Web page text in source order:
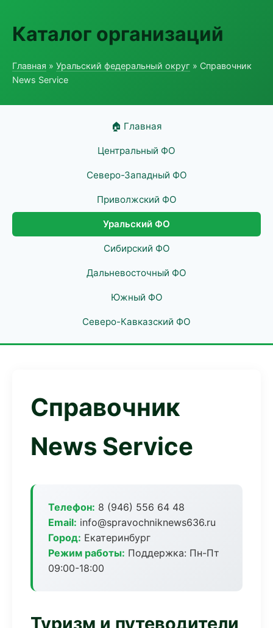
Каталог организаций
Главная » Уральский федеральный округ » Справочник
News Service
🏠 Главная
Центральный ФО
Северо-Западный ФО
Приволжский ФО
Уральский ФО
Сибирский ФО
Дальневосточный ФО
Южный ФО
Северо-Кавказский ФО
Справочник
News Service
Телефон: 8 (946) 556 64 48
Email: info@spravochniknews636.ru
Город: Екатеринбург
Режим работы: Поддержка: Пн-Пт
09:00-18:00
Туризм и путеводители